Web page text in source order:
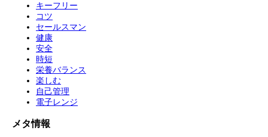
キーフリー
コツ
セールスマン
健康
安全
時短
栄養バランス
楽しむ
自己管理
電子レンジ
メタ情報